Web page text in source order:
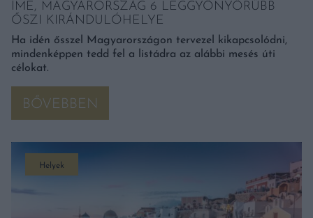
ÍME, MAGYARORSZÁG 6 LEGGYÖNYÖRŰBB
ŐSZI KIRÁNDULÓHELYE
Ha idén ősszel Magyarországon tervezel kikapcsolódni,
mindenképpen tedd fel a listádra az alábbi mesés úti
célokat.
BŐVEBBEN
Helyek